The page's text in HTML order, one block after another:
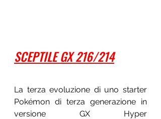
SCEPTILE GX 216/214
La terza evoluzione di uno starter
Pokémon di terza generazione in
versione GX Hyper